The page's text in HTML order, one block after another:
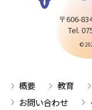
〒606-
Tel.
©
概要 教育
お問い合わせ